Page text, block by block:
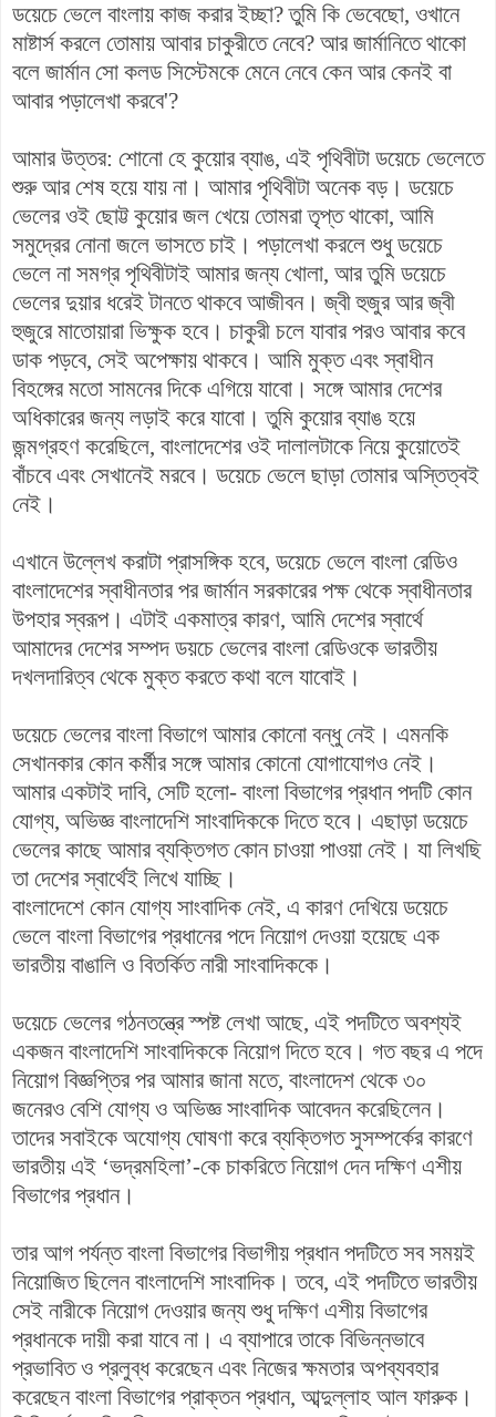
ডয়েচে ভেলে বাংলায় কাজ করার ইচ্ছা? তুমি কি ভেবেছো, ওখানে
মাষ্টার্স করলে তোমায় আবার চাকুরীতে নেবে? আর জার্মানিতে থাকো
বলে জার্মান সো কলড সিস্টেমকে মেনে নেবে কেন আর কেনই বা
আবার পড়ালেখা করবে'?
আমার উত্তর: শোনো হে কুয়োর ব্যাঙ, এই পৃথিবীটা ডয়েচে ভেলেতে
শুরু আর শেষ হয়ে যায় না। আমার পৃথিবীটা অনেক বড়। ডয়েচে
ভেলের ওই ছোট্ট কুয়োর জল খেয়ে তোমরা তৃপ্ত থাকো, আমি
সমুদ্রের নোনা জলে ভাসতে চাই। পড়ালেখা করলে শুধু ডয়েচে
ভেলে না সমগ্র পৃথিবীটাই আমার জন্য খোলা, আর তুমি ডয়েচে
ভেলের দুয়ার ধরেই টানতে থাকবে আজীবন। জ্বী হুজুর আর জ্বী
হুজুরে মাতোয়ারা ভিক্ষুক হবে। চাকুরী চলে যাবার পরও আবার কবে
ডাক পড়বে, সেই অপেক্ষায় থাকবে। আমি মুক্ত এবং স্বাধীন
বিহঙ্গের মতো সামনের দিকে এগিয়ে যাবো। সঙ্গে আমার দেশের
অধিকারের জন্য লড়াই করে যাবো। তুমি কুয়োর ব্যাঙ হয়ে
জন্মগ্রহণ করেছিলে, বাংলাদেশের ওই দালালটাকে নিয়ে কুয়োতেই
বাঁচবে এবং সেখানেই মরবে। ডয়েচে ভেলে ছাড়া তোমার অস্তিত্বই
নেই।
এখানে উল্লেখ করাটা প্রাসঙ্গিক হবে, ডয়েচে ভেলে বাংলা রেডিও
বাংলাদেশের স্বাধীনতার পর জার্মান সরকারের পক্ষ থেকে স্বাধীনতার
উপহার স্বরূপ। এটাই একমাত্র কারণ, আমি দেশের স্বার্থে
আমাদের দেশের সম্পদ ডয়চে ভেলের বাংলা রেডিওকে ভারতীয়
দখলদারিত্ব থেকে মুক্ত করতে কথা বলে যাবোই।
ডয়েচে ভেলের বাংলা বিভাগে আমার কোনো বন্ধু নেই। এমনকি
সেখানকার কোন কর্মীর সঙ্গে আমার কোনো যোগাযোগও নেই।
আমার একটাই দাবি, সেটি হলো- বাংলা বিভাগের প্রধান পদটি কোন
যোগ্য, অভিজ্ঞ বাংলাদেশি সাংবাদিককে দিতে হবে। এছাড়া ডয়েচে
ভেলের কাছে আমার ব্যক্তিগত কোন চাওয়া পাওয়া নেই। যা লিখছি
তা দেশের স্বার্থেই লিখে যাচ্ছি।
বাংলাদেশে কোন যোগ্য সাংবাদিক নেই, এ কারণ দেখিয়ে ডয়েচে
ভেলে বাংলা বিভাগের প্রধানের পদে নিয়োগ দেওয়া হয়েছে এক
ভারতীয় বাঙালি ও বিতর্কিত নারী সাংবাদিককে।
ডয়েচে ভেলের গঠনতন্ত্রে স্পষ্ট লেখা আছে, এই পদটিতে অবশ্যই
একজন বাংলাদেশি সাংবাদিককে নিয়োগ দিতে হবে। গত বছর এ পদে
নিয়োগ বিজ্ঞপ্তির পর আমার জানা মতে, বাংলাদেশ থেকে ৩০
জনেরও বেশি যোগ্য ও অভিজ্ঞ সাংবাদিক আবেদন করেছিলেন।
তাদের সবাইকে অযোগ্য ঘোষণা করে ব্যক্তিগত সুসম্পর্কের কারণে
ভারতীয় এই ‘ভদ্রমহিলা’-কে চাকরিতে নিয়োগ দেন দক্ষিণ এশীয়
বিভাগের প্রধান।
তার আগ পর্যন্ত বাংলা বিভাগের বিভাগীয় প্রধান পদটিতে সব সময়ই
নিয়োজিত ছিলেন বাংলাদেশি সাংবাদিক। তবে, এই পদটিতে ভারতীয়
সেই নারীকে নিয়োগ দেওয়ার জন্য শুধু দক্ষিণ এশীয় বিভাগের
প্রধানকে দায়ী করা যাবে না। এ ব্যাপারে তাকে বিভিন্নভাবে
প্রভাবিত ও প্রলুব্ধ করেছেন এবং নিজের ক্ষমতার অপব্যবহার
করেছেন বাংলা বিভাগের প্রাক্তন প্রধান, আব্দুল্লাহ আল ফারুক।